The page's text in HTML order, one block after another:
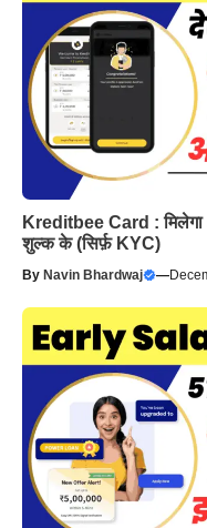
Kreditbee Card : मिलेगा
शुल्क के (सिर्फ़ KYC)
By Navin Bhardwaj —